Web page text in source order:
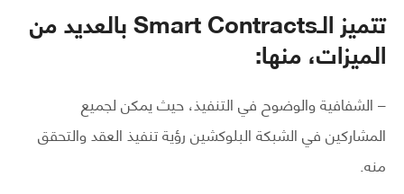
تتميز الـSmart Contracts بالعديد من
الميزات، منها:
– الشفافية والوضوح في التنفيذ، حيث يمكن لجميع
المشاركين في الشبكة البلوكشين رؤية تنفيذ العقد والتحقق
منه.